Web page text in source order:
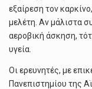
εξαίρεση τον
μελέτη. Αν μάλιστα
αεροβική άσκηση,
υγεία.
Οι ερευνητές, με
Πανεπιστημίου της